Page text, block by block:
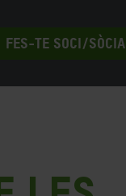
FES-TE SOCI/SÒCIA